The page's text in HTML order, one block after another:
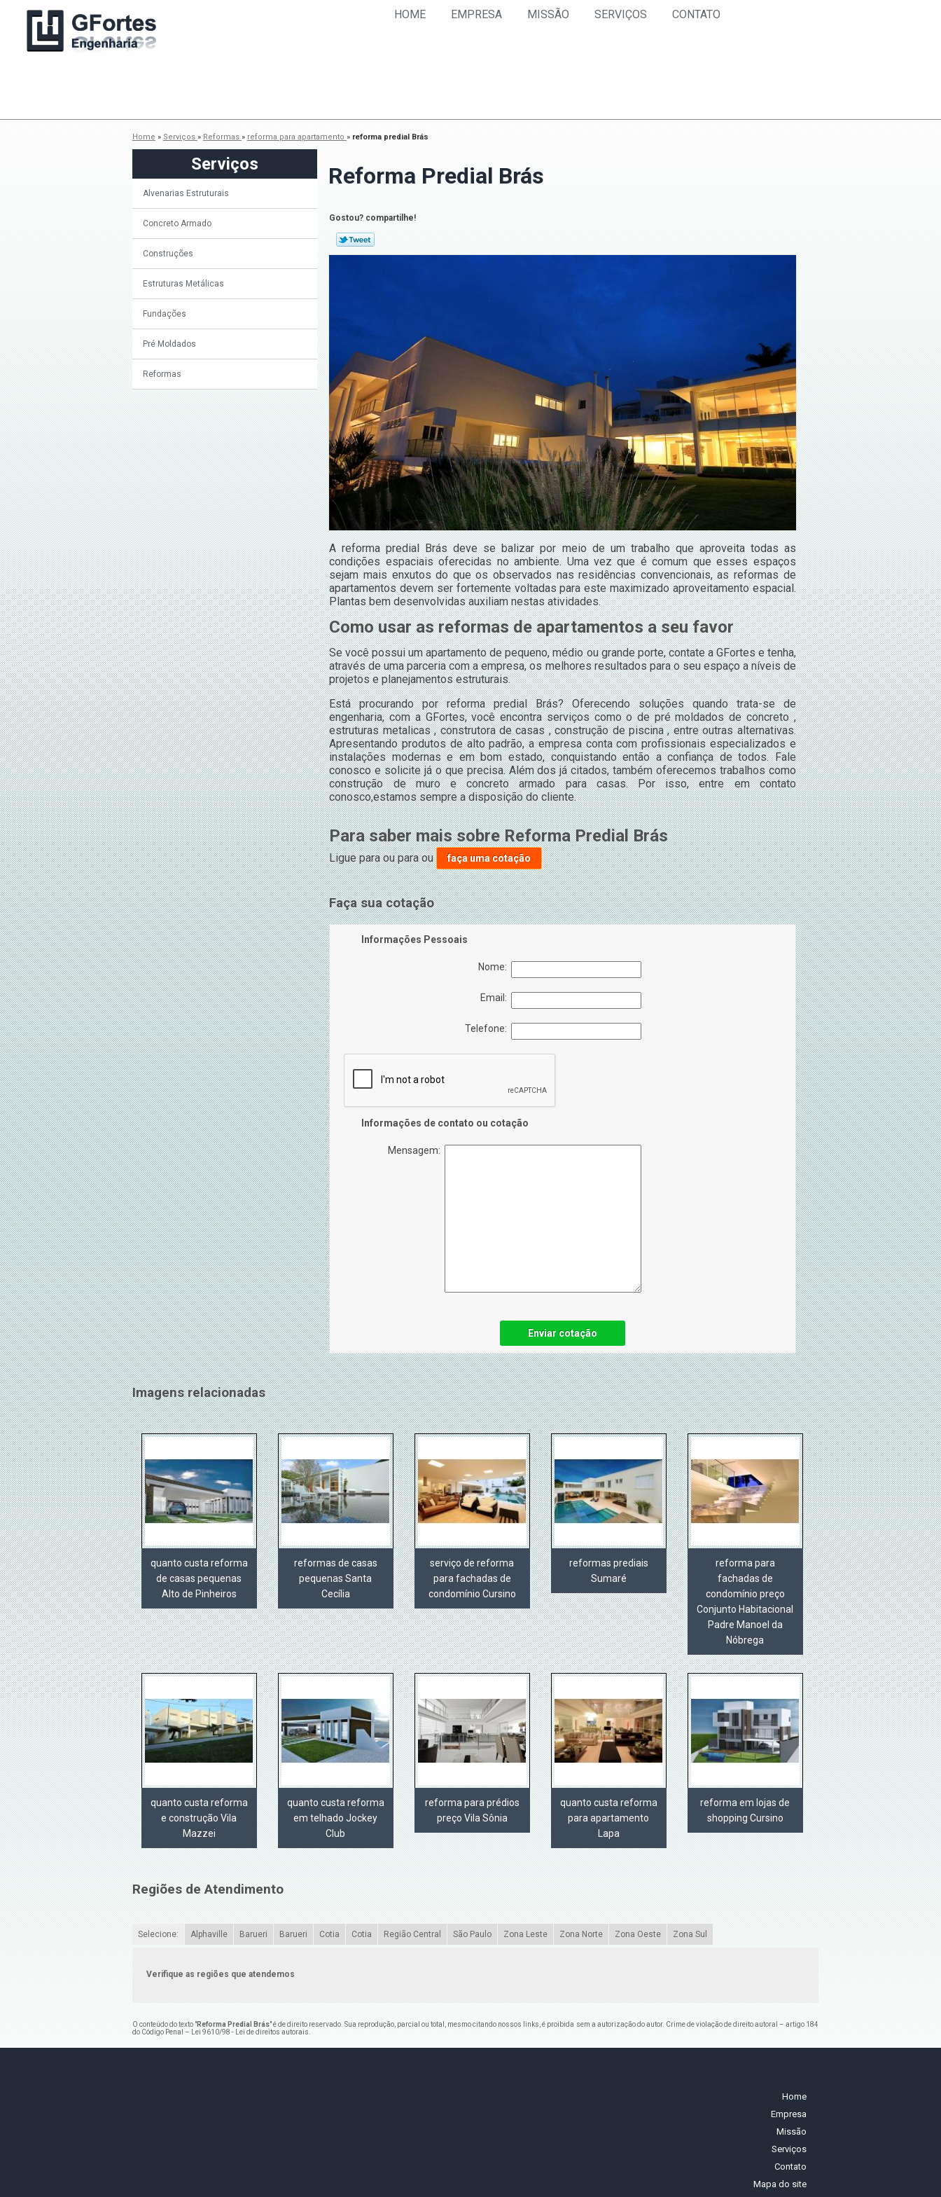
HOME EMPRESA MISSÃO SERVIÇOS CONTATO
Home » Serviços » Reformas » reforma para apartamento » reforma predial Brás
Serviços
Alvenarias Estruturais
Concreto Armado
Construções
Estruturas Metálicas
Fundações
Pré Moldados
Reformas
Reforma Predial Brás
Gostou? compartilhe!
A reforma predial Brás deve se balizar por meio de um trabalho que aproveita todas as
condições espaciais oferecidas no ambiente. Uma vez que é comum que esses espaços
sejam mais enxutos do que os observados nas residências convencionais, as reformas de
apartamentos devem ser fortemente voltadas para este maximizado aproveitamento espacial.
Plantas bem desenvolvidas auxiliam nestas atividades.
Como usar as reformas de apartamentos a seu favor
Se você possui um apartamento de pequeno, médio ou grande porte, contate a GFortes e tenha,
através de uma parceria com a empresa, os melhores resultados para o seu espaço a níveis de
projetos e planejamentos estruturais.
Está procurando por reforma predial Brás? Oferecendo soluções quando trata-se de
engenharia, com a GFortes, você encontra serviços como o de pré moldados de concreto ,
estruturas metalicas , construtora de casas , construção de piscina , entre outras alternativas.
Apresentando produtos de alto padrão, a empresa conta com profissionais especializados e
instalações modernas e em bom estado, conquistando então a confiança de todos. Fale
conosco e solicite já o que precisa. Além dos já citados, também oferecemos trabalhos como
construção de muro e concreto armado para casas. Por isso, entre em contato
conosco,estamos sempre a disposição do cliente.
Para saber mais sobre Reforma Predial Brás
Ligue paraou paraou faça uma cotação
Faça sua cotação
Informações Pessoais
Nome:
Email:
Telefone:
Informações de contato ou cotação
Mensagem:
Enviar cotação
Imagens relacionadas
quanto custa reforma
de casas pequenas
Alto de Pinheiros
reformas de casas
pequenas Santa
Cecília
serviço de reforma
para fachadas de
condomínio Cursino
reformas prediais
Sumaré
reforma para
fachadas de
condomínio preço
Conjunto Habitacional
Padre Manoel da
Nóbrega
quanto custa reforma
e construção Vila
Mazzei
quanto custa reforma
em telhado Jockey
Club
reforma para prédios
preço Vila Sônia
quanto custa reforma
para apartamento
Lapa
reforma em lojas de
shopping Cursino
Regiões de Atendimento
Selecione: Alphaville Barueri Barueri Cotia Cotia Região Central São Paulo Zona Leste Zona Norte Zona Oeste Zona Sul
Verifique as regiões que atendemos
O conteúdo do texto "Reforma Predial Brás" é de direito reservado. Sua reprodução, parcial ou total, mesmo citando nossos links, é proibida sem a autorização do autor. Crime de violação de direito autoral – artigo 184
do Código Penal –
Lei 9610/98 - Lei de direitos autorais
Home
Empresa
Missão
Serviços
Contato
Mapa do site